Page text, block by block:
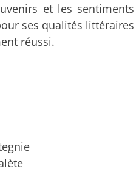
et les sentiments
ses qualités littéraires
réussi.